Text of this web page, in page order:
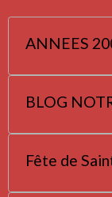
ANNEES
BLOG
Fête de